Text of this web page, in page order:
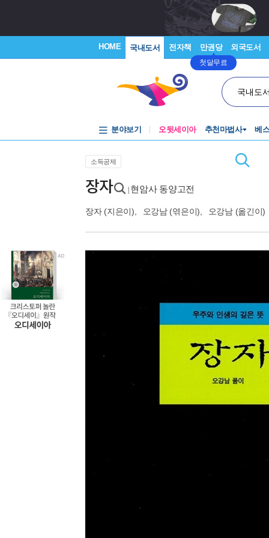
HOME 국내도서 전자책 만권당
첫달무료
외국도서
국내도
분야보기 오뒷세이아 추천마법사 베
소득공제
장자 현암사 동양고전
장자(지은이), 오강남(엮은이), 오강남(옮긴이)